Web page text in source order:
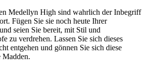
Medellyn High sind wahrlich der Inbegriff
Fügen Sie sie noch heute Ihrer
seien Sie bereit, mit Stil und
zu verdrehen. Lassen Sie sich dieses
entgehen und gönnen Sie sich diese
Madden.